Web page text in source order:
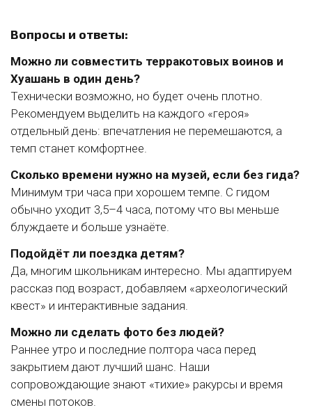
Вопросы и ответы:
Можно ли совместить терракотовых воинов и
Хуашань в один день?
Технически возможно, но будет очень плотно.
Рекомендуем выделить на каждого «героя»
отдельный день: впечатления не перемешаются, а
темп станет комфортнее.
Сколько времени нужно на музей, если без гида?
Минимум три часа при хорошем темпе. С гидом
обычно уходит 3,5–4 часа, потому что вы меньше
блуждаете и больше узнаёте.
Подойдёт ли поездка детям?
Да, многим школьникам интересно. Мы адаптируем
рассказ под возраст, добавляем «археологический
квест» и интерактивные задания.
Можно ли сделать фото без людей?
Раннее утро и последние полтора часа перед
закрытием дают лучший шанс. Наши
сопровождающие знают «тихие» ракурсы и время
смены потоков.